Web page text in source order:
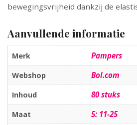
bewegingsvrijheid dankzij de
Aanvullende informatie
Merk Pampers
Webshop Bol.com
Inhoud 80 stuks
Maat 5: 11-25